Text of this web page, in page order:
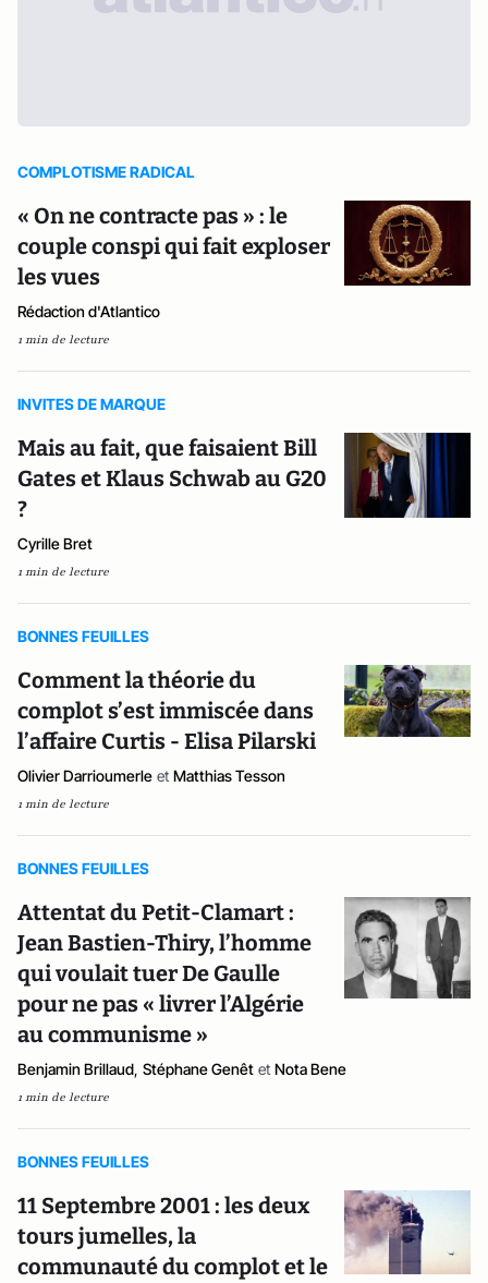
COMPLOTISME RADICAL
« On ne contracte pas » : le
couple conspi qui fait exploser
les vues
Rédaction d'Atlantico
1 min de lecture
INVITES DE MARQUE
Mais au fait, que faisaient Bill
Gates et Klaus Schwab au G20
?
Cyrille Bret
1 min de lecture
BONNES FEUILLES
Comment la théorie du
complot s’est immiscée dans
l’affaire Curtis - Elisa Pilarski
Olivier Darrioumerle et Matthias Tesson
1 min de lecture
BONNES FEUILLES
Attentat du Petit-Clamart :
Jean Bastien-Thiry, l’homme
qui voulait tuer De Gaulle
pour ne pas « livrer l’Algérie
au communisme »
Benjamin Brillaud, Stéphane Genêt et Nota Bene
1 min de lecture
BONNES FEUILLES
11 Septembre 2001 : les deux
tours jumelles, la
communauté du complot et le